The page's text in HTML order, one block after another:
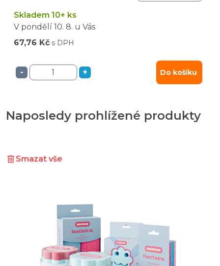
Skladem 10+ ks
V pondělí 10. 8. u Vás
67,76 Kč s DPH
- + Do košíku
Naposledy prohlížené produkty
Smazat vše